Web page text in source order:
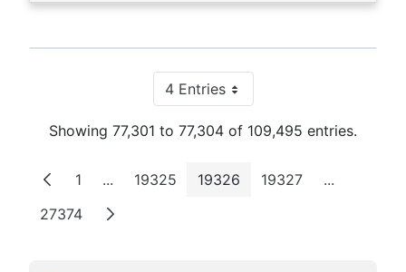
4 EntriesPer Page
Showing 77,301 to 77,304 of 109,495 entries.
Page
1 ...Intermediate Pages
Page
19325 Page
19326 Page
19327 ...
Page
27374